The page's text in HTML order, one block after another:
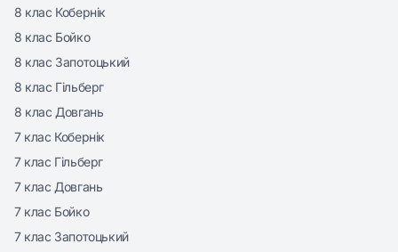
8 клас Кобернік
8 клас Бойко
8 клас Запотоцький
8 клас Гільберг
8 клас Довгань
7 клас Кобернік
7 клас Гільберг
7 клас Довгань
7 клас Бойко
7 клас Запотоцький